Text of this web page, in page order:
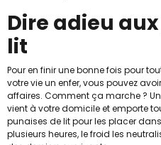
Dire adieu
lit
Pour en finir une bonne fois pour
votre vie un enfer, vous pouvez
affaires. Comment ça marche ?
vient à votre domicile et emporte
punaises de lit pour les placer
plusieurs heures, le froid les